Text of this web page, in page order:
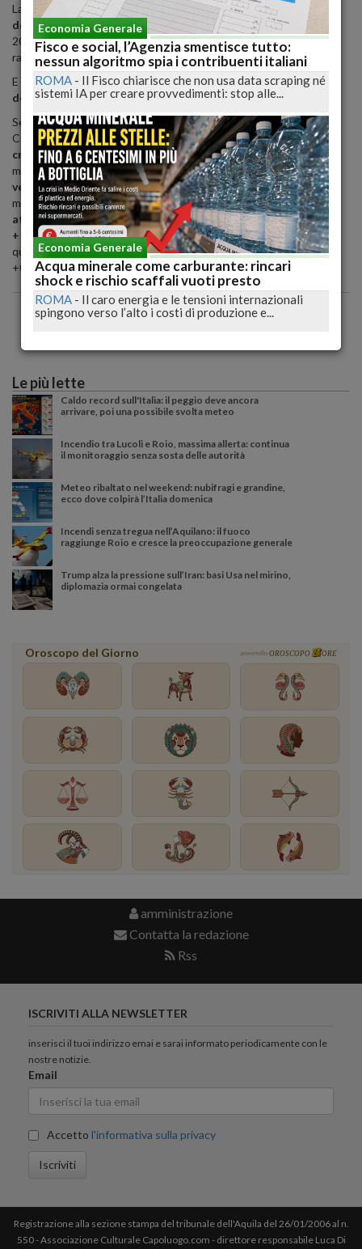
La
Commissione Europea taglia le stime della crescita
dell'Italia per l'anno prossimo, lasciando invariate quelle per il
2019. Con l'economia in rallentamento, aumenta di conseguenza il
rapporto tra debito pubblico e prodotto interno lordo.
E
l'Italia resta stabilmente la maglia nera dell'area euro e
dell'intera Ue a 28per la crescita attesa.
Secondo le previsioni economiche d'autunno, diffuse oggi dalla
Commissione Europea, il nostro Paese quest'anno dovrebbe
crescere dello 0,1%, ben un punto percentuale al di sotto della
media dell'Eurozona, che dovrebbe crescere dell'1,1%;l'anno
venturo la crescita dell'Italia è prevista allo 0,4%, contro una
media dell'area euro stimata all'1,2%;nel 2021, il differenziale è
atteso in riduzione a mezzo punto percentuale (+0,7% contro
+1,2%). In tutti e tre gli anni l'economia italiana resta la peggiore:
quest'anno la seconda 'lumaca' dovrebbe essere la Germania, a
+0,4%.
Le più lette
Caldo record sull'Italia: il peggio deve ancora
arrivare, poi una possibile svolta meteo
Incendio tra Lucoli e Roio, massima allerta: continua
il monitoraggio senza sosta delle autorità
Meteo ribaltato nel weekend: nubifragi e grandine,
ecco dove colpirà l’Italia domenica
Incendi senza tregua nell’Aquilano: il fuoco
raggiunge Roio e cresce la preoccupazione generale
Trump alza la pressione sull’Iran: basi Usa nel mirino,
diplomazia ormai congelata
Oroscopo del Giorno powered by OROSCOPO ORE
amministrazione
Contatta la redazione
Rss
ISCRIVITI ALLA NEWSLETTER
inserisci il tuoi indirizzo emai e sarai informato periodicamente con le
nostre notizie.
Email
Accetto l'informativa sulla privacy
Iscriviti
Registrazione alla sezione stampa del tribunale dell'Aquila del 26/01/2006 al n.
550 - Associazione Culturale Capoluogo.com - direttore responsabile Luca Di
Economia Generale
Fisco e social, l’Agenzia smentisce tutto:
nessun algoritmo spia i contribuenti italiani
ROMA - Il Fisco chiarisce che non usa data scraping né
sistemi IA per creare provvedimenti: stop alle...
Economia Generale
Acqua minerale come carburante: rincari
shock e rischio scaffali vuoti presto
ROMA - Il caro energia e le tensioni internazionali
spingono verso l’alto i costi di produzione e...